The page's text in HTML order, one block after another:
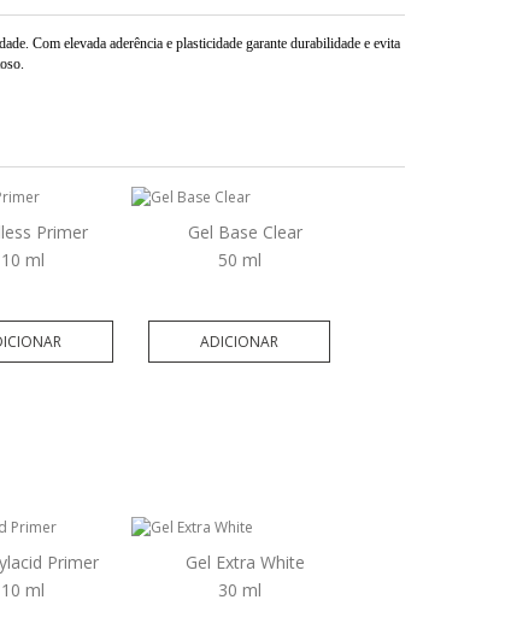
Com elevada aderência e plasticidade garante durabilidade e evita
Primer
10 ml
Gel Base Clear
50 ml
ADICIONAR
Primer
10 ml
Gel Extra White
30 ml